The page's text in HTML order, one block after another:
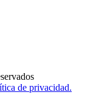
de privacidad.